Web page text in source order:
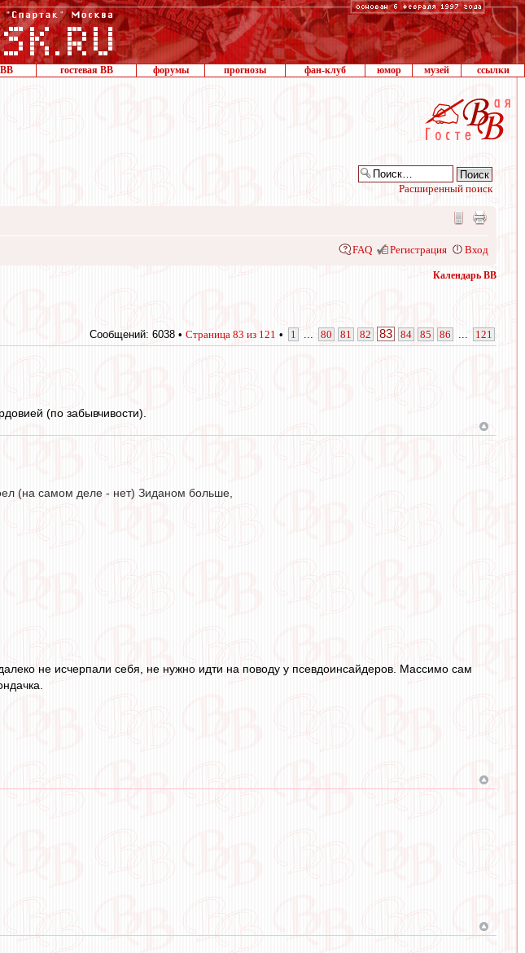
ВВ гостевая ВВ форумы прогнозы фан-клуб юмор музей ссылки
Расширенный поиск
FAQ Регистрация Вход
Календарь ВВ
Сообщений: 6038 • Страница 83 из 121 • 1 80 81 82 83 84 85 86 121
(по забывчивости).
(на самом деле - нет) Зиданом больше,
не исчерпали себя, не нужно идти на поводу у псевдоинсайдеров. Массимо сам